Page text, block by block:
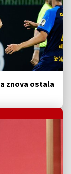
znova ostala